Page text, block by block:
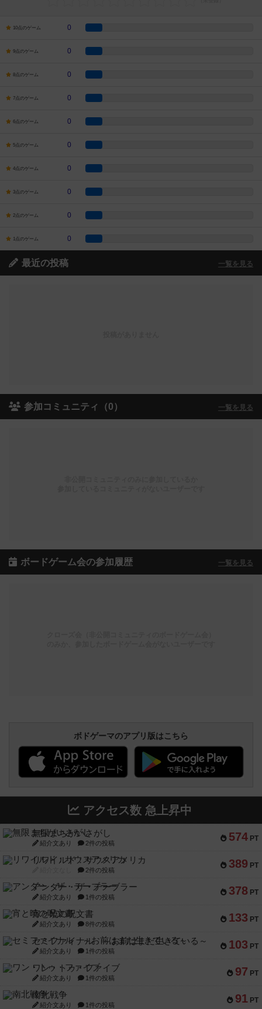
10点のゲーム 0
9点のゲーム 0
8点のゲーム 0
7点のゲーム 0
6点のゲーム 0
5点のゲーム 0
4点のゲーム 0
3点のゲーム 0
2点のゲーム 0
1点のゲーム 0
最近の投稿 一覧を見る
参加コミュニティ（0） 一覧を見る
ボードゲーム会の参加履歴 一覧を見る
ボドゲーマのアプリ版はこちら
アクセス数 急上昇中
574 PT
無限まちがいさがし
紹介文あり 2件の投稿
389 PT
リワイルド：サウスアメリカ
2件の投稿
378 PT
アンダー・ザ・テーブラー
紹介文あり 1件の投稿
133 PT
宵と暁の呪文書
紹介文あり 8件の投稿
103 PT
セミファイナル ～お前はまだ生きている～
紹介文あり 1件の投稿
97 PT
ワン・トゥ・ファイブ
紹介文あり 1件の投稿
91 PT
南北戦争
紹介文あり 1件の投稿